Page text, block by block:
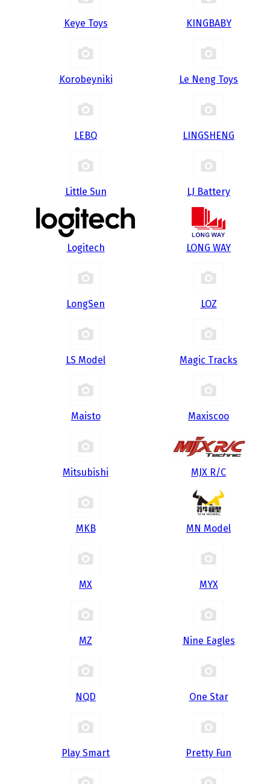
Keye Toys KINGBABY
Korobeyniki Le Neng Toys
LEBQ LINGSHENG
Little Sun LJ Battery
Logitech LONG WAY
LongSen LOZ
LS Model Magic Tracks
Maisto Maxiscoo
Mitsubishi MJX R/C
MKB MN Model
MX MYX
MZ Nine Eagles
NQD One Star
Play Smart Pretty Fun